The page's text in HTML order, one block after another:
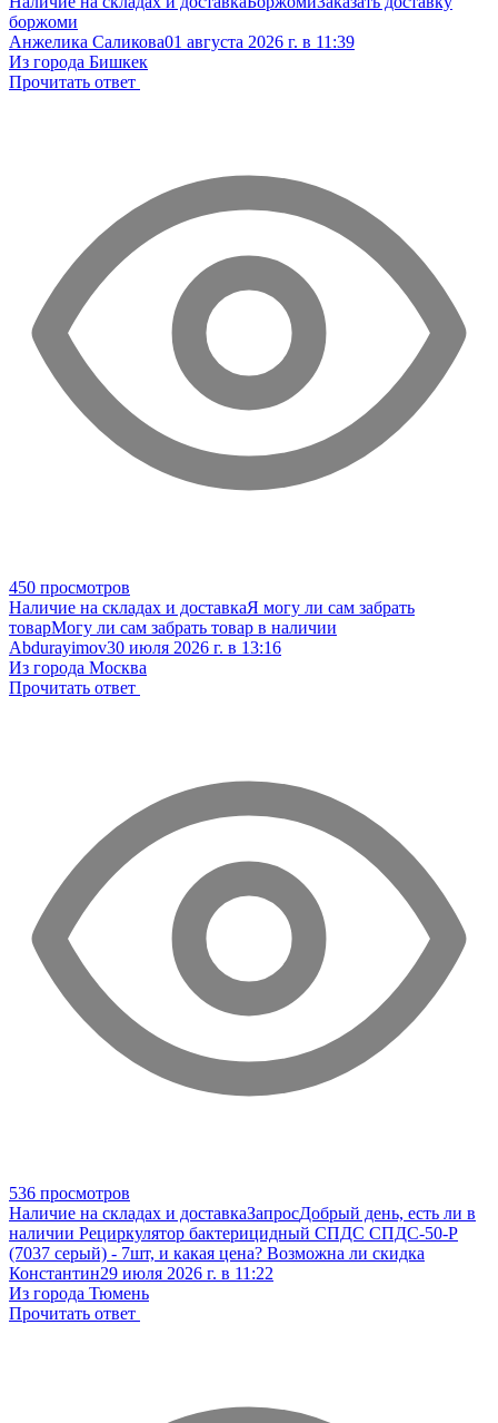
боржоми
Анжелика Саликова01 августа 2026 г. в 11:39
Из города Бишкек
Прочитать ответ
450 просмотров
Наличие на складах и доставкаЯ могу ли сам забрать
товарМогу ли сам забрать товар в наличии
Abdurayimov30 июля 2026 г. в 13:16
Из города Москва
Прочитать ответ
536 просмотров
Наличие на складах и доставкаЗапросДобрый день, есть ли в
наличии Рециркулятор бактерицидный СПДС СПДС-50-Р
(7037 серый) - 7шт, и какая цена? Возможна ли скидка
Константин29 июля 2026 г. в 11:22
Из города Тюмень
Прочитать ответ